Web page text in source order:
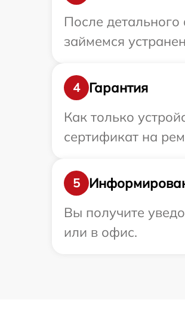
После
займемся
4
Гарантия
Как только
сертификат на
5
Вы получите
или в офис.